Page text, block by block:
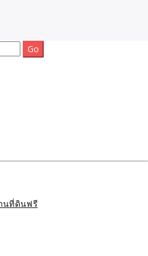
ยบ้าน ติดAI
รายเดือน
ราคาถูก
ของ บ้าน
ศ ที่เดียวใน
รายเดือนราคาถูก เน้นติดAI โพสต์
บจ้างโพสต์บ้านที่ดินติดหน้า1goolge
บทำSEOขายสินค้า
นที่ดินฟรี